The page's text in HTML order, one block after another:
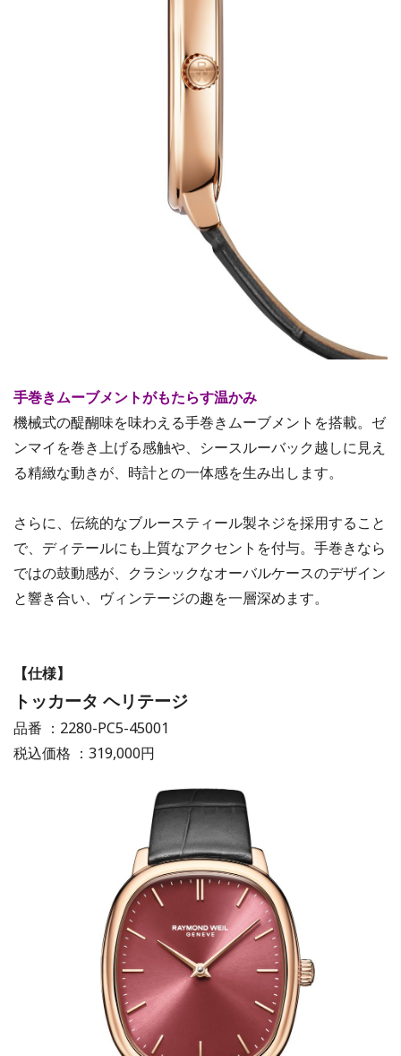
手巻きムーブメントがもたらす温かみ
機械式の醍醐味を味わえる手巻きムーブメントを搭載。ゼ
ンマイを巻き上げる感触や、シースルーバック越しに見え
る精緻な動きが、時計との一体感を生み出します。
さらに、伝統的なブルースティール製ネジを採用すること
で、ディテールにも上質なアクセントを付与。手巻きなら
ではの鼓動感が、クラシックなオーバルケースのデザイン
と響き合い、ヴィンテージの趣を一層深めます。
【仕様】
トッカータ ヘリテージ
品番 ：2280-PC5-45001
税込価格 ：319,000円